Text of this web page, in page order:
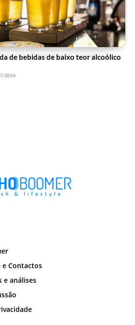
de bebidas de baixo teor alcoólico
2026
e Contactos
e análises